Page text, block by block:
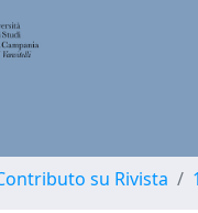
su Rivista